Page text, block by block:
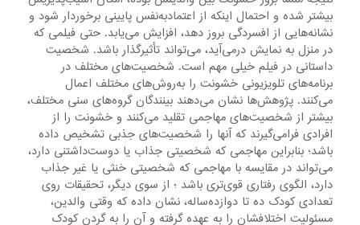
بیشتر شده و احتمال اینکه از اعتمادبه‌نفس پایینی برخوردار شود و
نشانه‌هایی از افسردگی بروز دهد، افزایش می‌یابد. حتی فیلمی که
در منزل به نمایش درمی‌آید، می‌تواند تأثیرگذار باشد. شخصیت
داستانی در فیلم خیلی مهم است. شخصیت‌های مختلف در
برنامه‌های تلویزیونی خشونت را به‌روش‌های مختلف اعمال
می‌کنند. پژوهش‌ها نشان می‌دهند بینندگان گروه‌های سنی مختلف،
بیشتر از شخصیت‌های مهاجمی تقلید می‌کنند و خشونت را از
افرادی فرامی‌گیرند که آنها را شخصیت‌های جذبی تشخیص داده
باشد؛ بنابراین مهاجمی که شخصیتی جذاب یا دوست‌داشتنی دارد،
می‌تواند در مقایسه با مهاجمی که شخصیتی خنثی یا غیر جذاب
دارد، الگوی رفتاری قوی‌تری باشد ؛ از سوی دیگر، تحقیقات روی
تعدادی کودک ده تا دوازده‌ساله، نشان داده که وقتی والدین،
مسئولیت اختلافشان را به عهده گرفته و آن را به گردن کودک